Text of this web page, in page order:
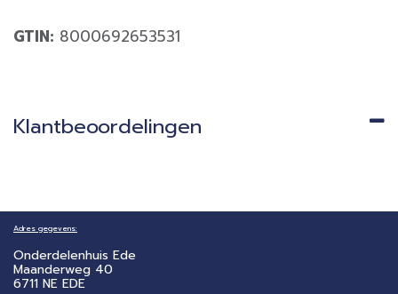
GTIN: 8000692653531
Klantbeoordelingen
Adres gegevens:
Onderdelenhuis Ede
Maanderweg 40
6711 NE EDE